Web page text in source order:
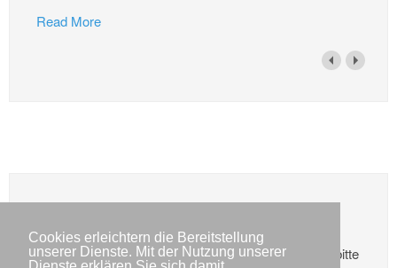
Cookies erleichtern die Bereitstellung
unserer Dienste. Mit der Nutzung unserer
Read More
Die Veranstaltungen konnten nicht geladen werden, bitte